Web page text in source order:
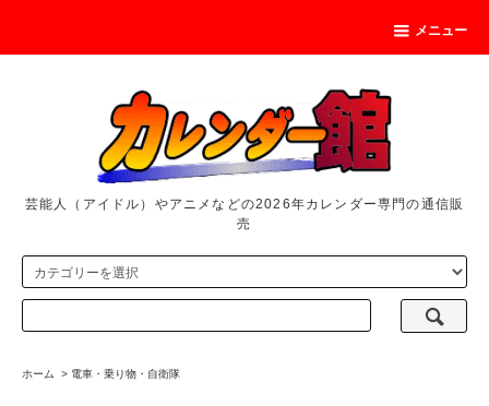
メニュー
芸能人（アイドル）やアニメなどの2026年カレンダー専門の通信販
売
ホーム > 電車・乗り物・自衛隊